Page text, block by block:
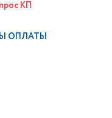
КП
ОПЛАТЫ